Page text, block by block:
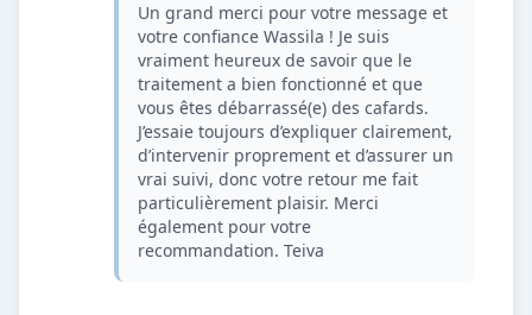
Un grand merci pour votre message et
votre confiance Wassila ! Je suis
vraiment heureux de savoir que le
traitement a bien fonctionné et que
vous êtes débarrassé(e) des cafards.
J’essaie toujours d’expliquer clairement,
d’intervenir proprement et d’assurer un
vrai suivi, donc votre retour me fait
particulièrement plaisir. Merci
également pour votre
recommandation. Teiva